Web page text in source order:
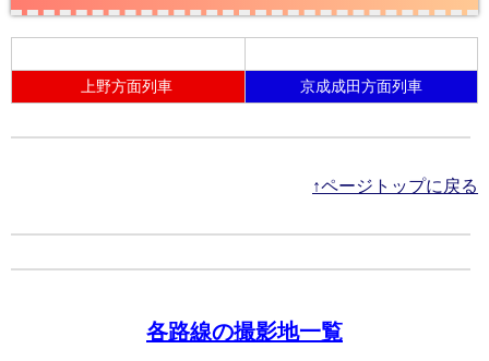
上野方面列車 京成成田方面列車
↑ページトップに戻る
各路線の撮影地一覧